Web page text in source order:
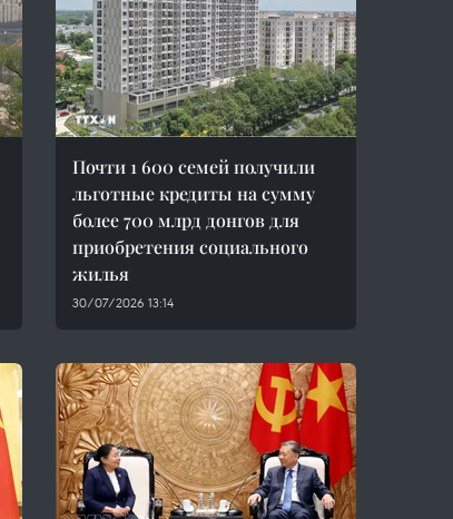
Почти 1 600 семей получили
льготные кредиты на сумму
более 700 млрд донгов для
приобретения социального
жилья
30/07/2026 13:14